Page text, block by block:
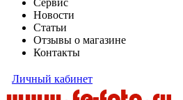
Новости
Статьи
Отзывы о магазине
Контакты
Личный кабинет